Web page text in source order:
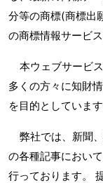
分等の商標(商標出
の商標情報サービス
本ウェブサービ
多くの方々に知財
を目的としています
弊社では、新聞
の各種記事におい
行っております。